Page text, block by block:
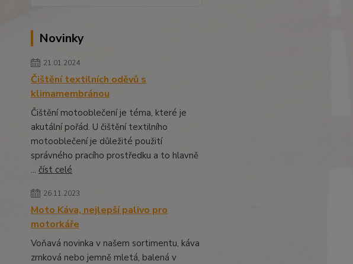
Novinky
21.01.2024
Čištění textilních oděvů s
klimamembránou
Čištění motooblečení je téma, které je
akutální pořád. U čištění textilního
motooblečení je důležité použití
správného pracího prostředku a to hlavně
... číst celé
26.11.2023
Moto Káva, nejlepší palivo pro
motorkáře
Voňavá novinka v našem sortimentu, káva
zrnková nebo jemně mletá, balená v